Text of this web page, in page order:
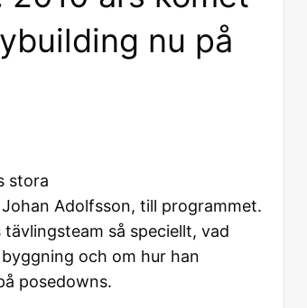
nu på
stora
Adolfsson, till programmet.
så speciellt, vad
och om hur han
posedowns.